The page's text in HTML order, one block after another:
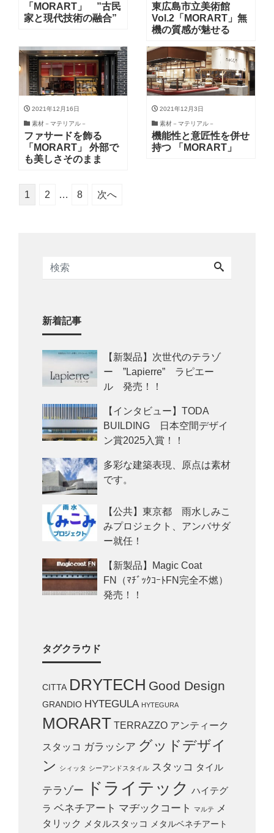
「MORART」 ”古民
家と現代技術の融合”
東広島市立美術館
Vol.2「MORART」無
機の質感が魅せる
2021年12月16日
素材－マテリアル－
ファサードを飾る
「MORART」 外部で
も美しさそのまま
2021年12月3日
素材－マテリアル－
機能性と意匠性を併せ
持つ 「MORART」
1 2 … 8 次へ
新着記事
【新製品】次世代のテラゾ
ー ”Lapierre” ラピエー
ル 発売！！
【インタビュー】TODA
BUILDING 日本空間デザイ
ン賞2025入賞！！
多彩な建築表現、原点は素材
です。
【公共】東京都 雨水しみこ
みプロジェクト、アンバサダ
ー就任！
【新製品】Magic Coat
FN（ﾏﾁﾞｯｸｺｰﾄFN完全不燃）
発売！！
タグクラウド
CITTA DRYTECH Good Design
GRANDIO HYTEGULA HYTEGURA
MORART TERRAZZO アンティーク
スタッコ ガラッシア グッドデザイ
ン
シィッタ シーアンドスタイル スタッコ タイル
テラゾー ドライテック ハイテグ
ラ ベネチアート マヂックコート マルテ
メ
タリック メタルスタッコ メタルベネチアート